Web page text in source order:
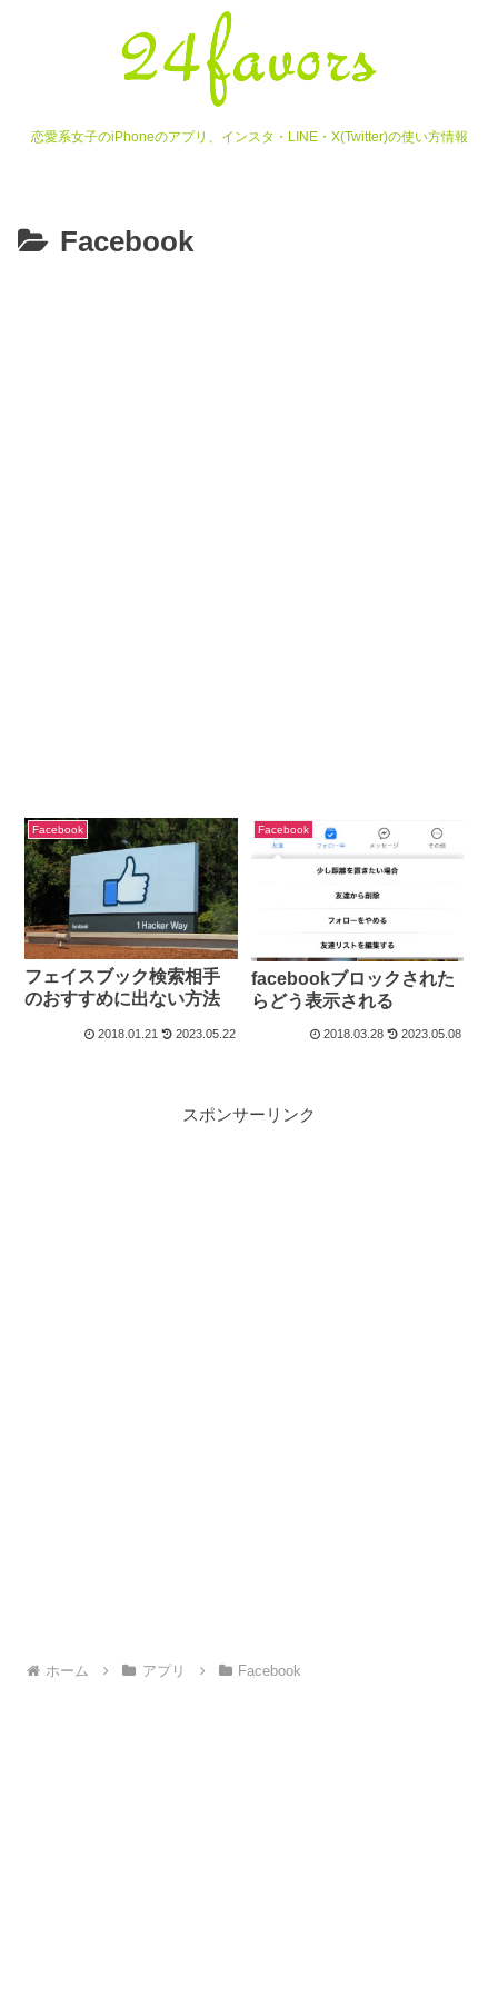
恋愛系女子のiPhoneのアプリ、インスタ・LINE・X(Twitter)の使い方情報
Facebook
Facebook
フェイスブック検索相手
のおすすめに出ない方法
2018.01.21 2023.05.22
Facebook
facebookブロックされた
らどう表示される
2018.03.28 2023.05.08
スポンサーリンク
ホーム アプリ Facebook